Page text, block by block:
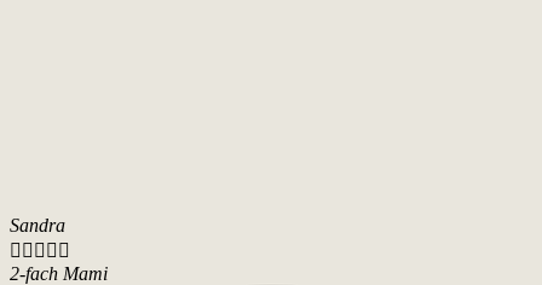
Sandra
    
2-fach Mami